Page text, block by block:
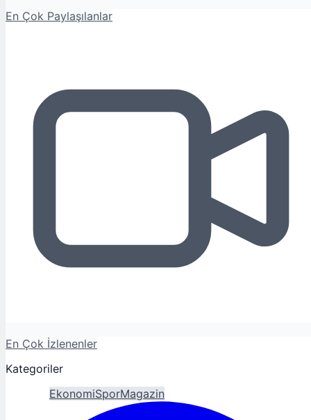
En Çok Paylaşılanlar
En Çok İzlenenler
Kategoriler
EkonomiSporMagazin